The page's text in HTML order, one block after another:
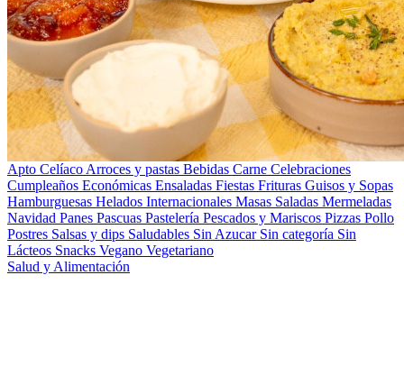
Apto Celíaco Arroces y pastas Bebidas Carne Celebraciones
Cumpleaños Económicas Ensaladas Fiestas Frituras Guisos y Sopas
Hamburguesas Helados Internacionales Masas Saladas Mermeladas
Navidad Panes Pascuas Pastelería Pescados y Mariscos Pizzas Pollo
Postres Salsas y dips Saludables Sin Azucar Sin categoría Sin
Lácteos Snacks Vegano Vegetariano
Salud y Alimentación